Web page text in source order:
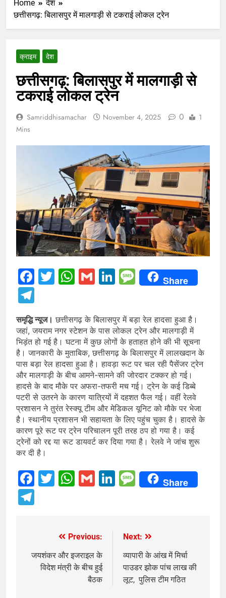
Home
देश
छत्तीसगढ़: बिलासपुर में मालगाड़ी से टकराई लोकल ट्रेन
क्राइम देश
छत्तीसगढ़: बिलासपुर में मालगाड़ी से
टकराई लोकल ट्रेन
Samriddhisamachar November 4, 2025 0
1
Mins
Facebook
Twitter
WhatsApp
GmailLinkedIn
Message
Share
समृद्धि न्यूज। छत्तीसगढ़ के बिलासपुर में बड़ा रेल हादसा हुआ है।
जहां, जयराम नगर स्टेशन के पास लोकल ट्रेन और मालगाड़ी में
भिड़ंत हो गई है। घटना में कुछ लोगों के हताहत होने की भी सूचना
है। जानकारी के मुताबिक, छत्तीसगढ़ के बिलासपुर में लालखदान के
पास बड़ा रेल हादसा हुआ है। हावड़ा रूट पर चल रही पैसेंजर ट्रेन
और मालगाड़ी के बीच आमने-सामने की जोरदार टक्कर हो गई।
हादसे के बाद मौके पर अफरा-तफरी मच गई। ट्रेन के कई डिब्बे
पटरी से उतरने के कारण यात्रियों में दहशत फैल गई। वहीं रेलवे
प्रशासन ने तुरंत रेस्क्यू टीम और मेडिकल यूनिट को मौके पर भेजा
है। स्थानीय प्रशासन भी सहायता के लिए पहुंच चुका है। हादसे के
कारण पूरे रूट पर ट्रेन परिचालन पूरी तरह ठप हो गया है। कई
ट्रेनों को रद्द या रूट डायवर्ट कर दिया गया है। रेलवे ने जांच शुरू
कर दी है।
Facebook
Twitter
WhatsApp
GmailLinkedIn
Message
Share
navigation
Previous:
जयशंकर और इजराइल के
विदेश मंत्री के बीच हुई
बैठक
Next:
व्यापारी के आंख में मिर्चा
पाउडर झोक पांच लाख की
लूट, पुलिस टीम गठित